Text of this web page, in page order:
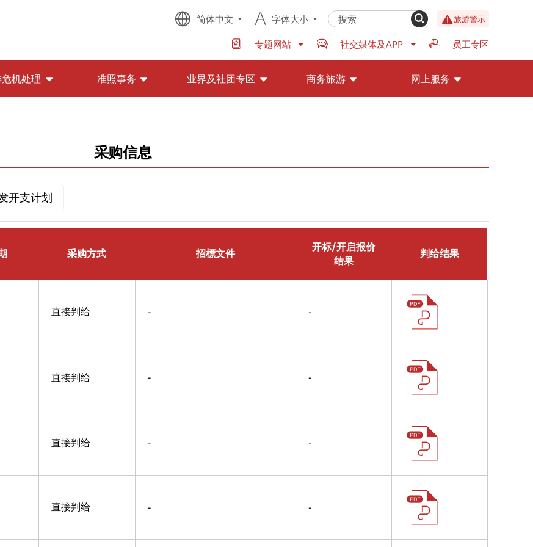
简体中文 字体大小 旅游警示
专题网站 社交媒体及APP 员工专区
机处理 准照事务 业界及社团专区 商务旅游 网上服务
采购信息
开支计划
采购方式 招標文件
开标/开启报价
结果
判给结果
直接判给 - -
直接判给 - -
直接判给 - -
直接判给 - -